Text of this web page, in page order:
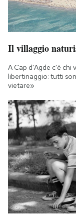
Il villaggio
A Cap d'Agde c'è chi
libertinaggio: tutti
vietare»